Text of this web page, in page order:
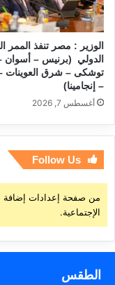
الوزير : مصر تنفذ الممر
الدولي (برنيس – أسوان
توشكى – شرق العوينات
– إنجامينا)
أغسطس 7, 2026
Follow Us
من صفحة إعدادات إضافة
الإجتماعية.
الطقس